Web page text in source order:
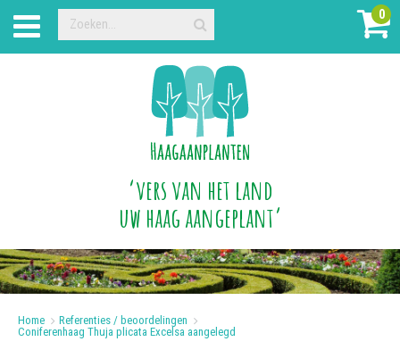
0
‘vers van het land
uw haag aangeplant’
Home > Referenties / beoordelingen >
Coniferenhaag Thuja plicata Excelsa aangelegd